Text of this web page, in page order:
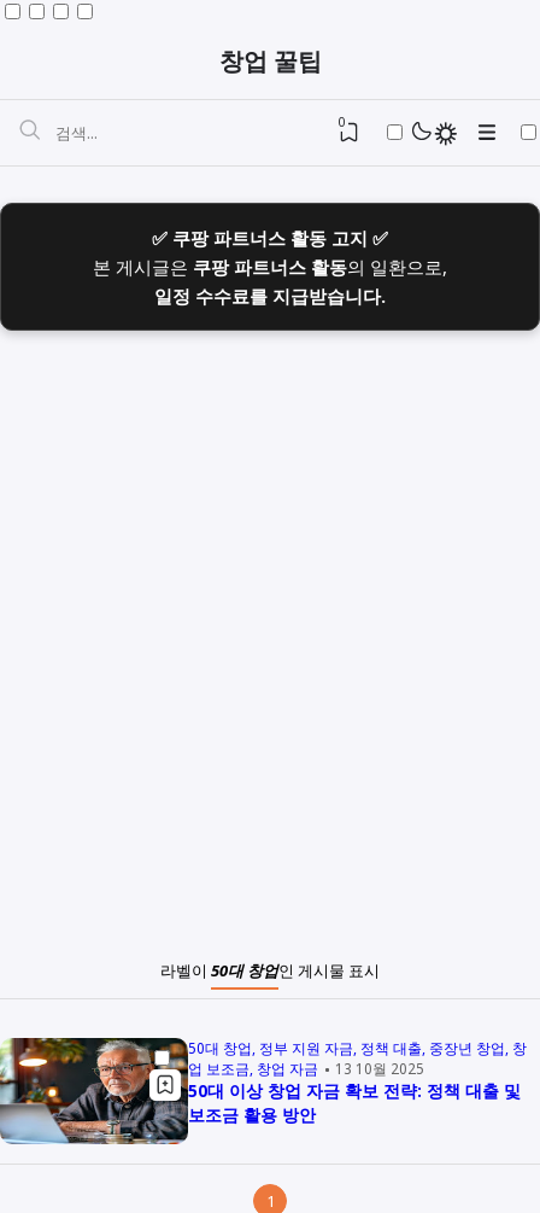
창업 꿀팁
0
✅ 쿠팡 파트너스 활동 고지 ✅
본 게시글은 쿠팡 파트너스 활동의 일환으로,
일정 수수료를 지급받습니다.
라벨이 50대 창업인 게시물 표시
50대 창업 정부 지원 자금 정책 대출 중장년 창업 창
업 보조금 창업 자금 13 10월 2025
50대 이상 창업 자금 확보 전략: 정책 대출 및
보조금 활용 방안
1